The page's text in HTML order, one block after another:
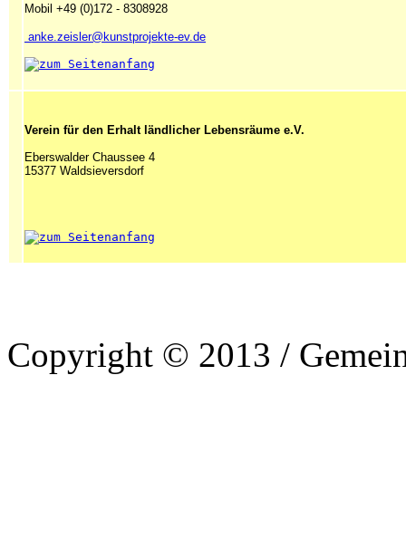
Mobil +49 (0)172 - 8308928
anke.zeisler@kunstprojekte-ev.de
Verein für den Erhalt ländlicher Lebensräume e.V.
Eberswalder Chaussee 4
15377 Waldsieversdorf
Copyright © 2013 /